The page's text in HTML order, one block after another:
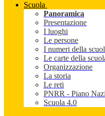
Scuola
Panoramica
Presentazione
I luoghi
Le persone
I numeri della
Le carte della
Organizzazione
La storia
Le reti
PNRR - Piano
Scuola 4.0